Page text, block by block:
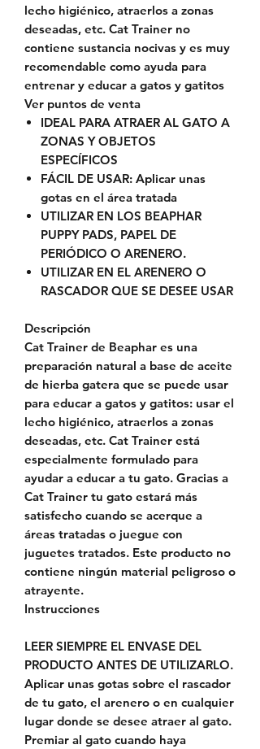
lecho higiénico, atraerlos a zonas
deseadas, etc. Cat Trainer no
contiene sustancia nocivas y es muy
recomendable como ayuda para
entrenar y educar a gatos y gatitos
Ver puntos de venta
IDEAL PARA ATRAER AL GATO A
ZONAS Y OBJETOS
ESPECÍFICOS
FÁCIL DE USAR: Aplicar unas
gotas en el área tratada
UTILIZAR EN LOS BEAPHAR
PUPPY PADS, PAPEL DE
PERIÓDICO O ARENERO.
UTILIZAR EN EL ARENERO O
RASCADOR QUE SE DESEE USAR
Descripción
Cat Trainer de Beaphar es una
preparación natural a base de aceite
de hierba gatera que se puede usar
para educar a gatos y gatitos: usar el
lecho higiénico, atraerlos a zonas
deseadas, etc. Cat Trainer está
especialmente formulado para
ayudar a educar a tu gato. Gracias a
Cat Trainer tu gato estará más
satisfecho cuando se acerque a
áreas tratadas o juegue con
juguetes tratados. Este producto no
contiene ningún material peligroso o
atrayente.
Instrucciones
LEER SIEMPRE EL ENVASE DEL
PRODUCTO ANTES DE UTILIZARLO.
Aplicar unas gotas sobre el rascador
de tu gato, el arenero o en cualquier
lugar donde se desee atraer al gato.
Premiar al gato cuando haya